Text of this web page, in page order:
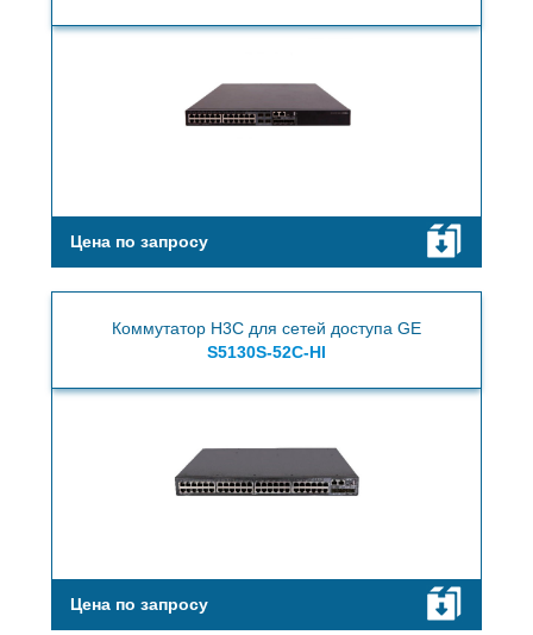
Цена по запросу
Коммутатор H3C для сетей доступа GE
S5130S-52C-HI
Цена по запросу